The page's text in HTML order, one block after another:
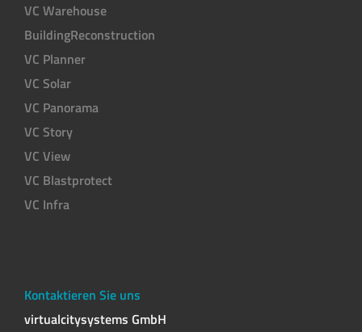
VC Warehouse
BuildingReconstruction
VC Planner
VC Solar
VC Panorama
VC Story
VC View
VC Blastprotect
VC Infra
Kontaktieren Sie uns
virtualcitysystems GmbH